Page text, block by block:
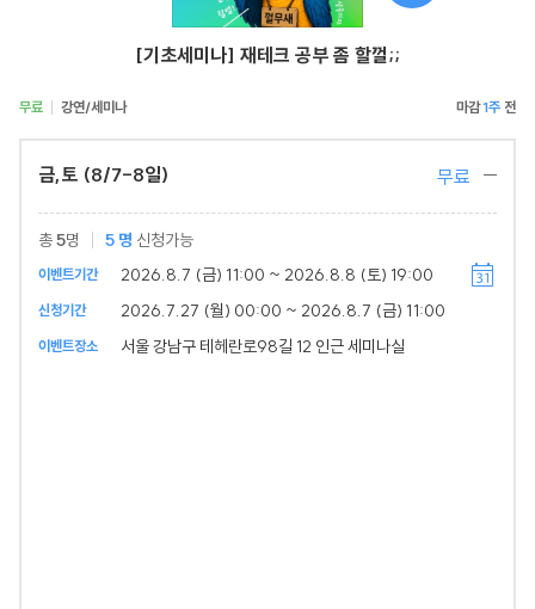
[기초세미나] 재테크 공부 좀 할껄;;
무료 강연/세미나 1주
금,토 (8/7-8일) 무료
총5명 5 명 신청가능
이벤트기간 2026.8.7 (금) 11:00 ~ 2026.8.8 (토) 19:00
신청기간 2026.7.27 (월) 00:00 ~ 2026.8.7 (금) 11:00
이벤트장소 서울 강남구 테헤란로98길 12 인근 세미나실